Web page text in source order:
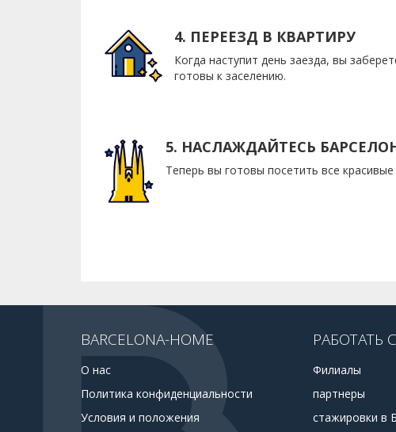
4. ПЕРЕЕЗД В КВАРТИРУ
Когда наступит день заезда, вы
готовы к заселению.
5. НАСЛАЖДАЙТЕСЬ
Теперь вы готовы посетить все
BARCELONA-HOME
О нас
Политика конфиденциальности
Условия и положения
РАБОТАТЬ
Филиалы
партнеры
стажировки в